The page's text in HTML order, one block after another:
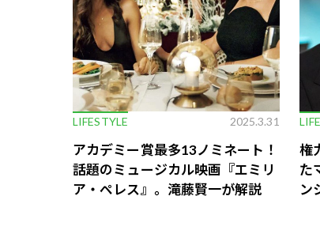
LIFESTYLE 2025.3.31
アカデミー賞最多13ノミネート！
話題のミュージカル映画『エミリ
ア・ペレス』。滝藤賢一が解説
権
た
ン